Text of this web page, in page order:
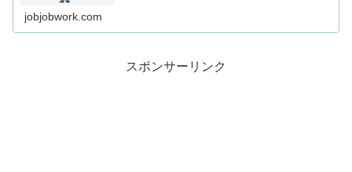
jobjobwork.com
スポンサーリンク